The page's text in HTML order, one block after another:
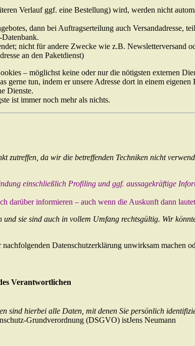
Verlauf ggf. eine Bestellung) wird, werden nicht
dann bei Auftragserteilung auch Versandadresse,
nicht für andere Zwecke wie z.B. Newsletterversand
an den Paketdienst)
– möglichst keine oder nur die nötigsten externen
tun, indem er unsere Adresse dort in einem
Dienste.
ist immer noch mehr als nichts.
zutreffen, da wir die betreffenden Techniken nicht
einschließlich Profiling und ggf. aussagekräftige
darüber informieren – auch wenn die Auskunft dann
sie sind auch in vollem Umfang rechtsgültig. Wir
Datenschutzerklärung unwirksam machen
Verantwortlichen
sind hierbei alle Daten, mit denen Sie persönlich
Grundverordnung (DSGVO) istJens Neumann